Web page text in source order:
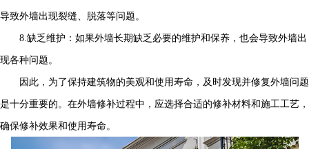
导致外墙出现裂缝、脱落等问题。
8.缺乏维护：如果外墙长期缺乏必要的维护和保养，也会导致外墙出
现各种问题。
因此，为了保持建筑物的美观和使用寿命，及时发现并修复外墙问题
是十分重要的。在外墙修补过程中，应选择合适的修补材料和施工工艺，
确保修补效果和使用寿命。